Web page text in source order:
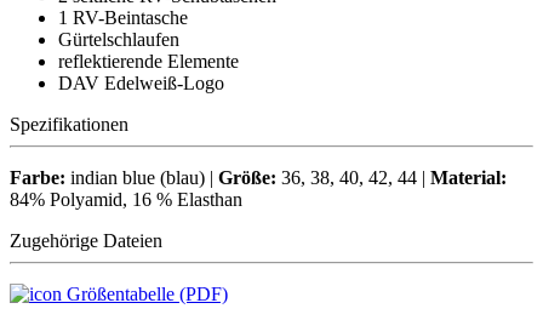
1 RV-Beintasche
Gürtelschlaufen
reflektierende Elemente
DAV Edelweiß-Logo
Spezifikationen
Farbe: indian blue (blau) | Größe: 36, 38, 40, 42, 44 | Material:
84% Polyamid, 16 % Elasthan
Zugehörige Dateien
Größentabelle (PDF)